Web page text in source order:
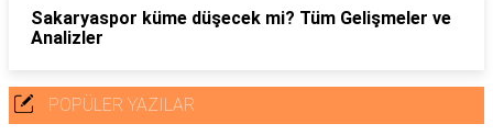
Sakaryaspor küme düşecek mi? Tüm Gelişmeler ve
Analizler
POPÜLER YAZILAR